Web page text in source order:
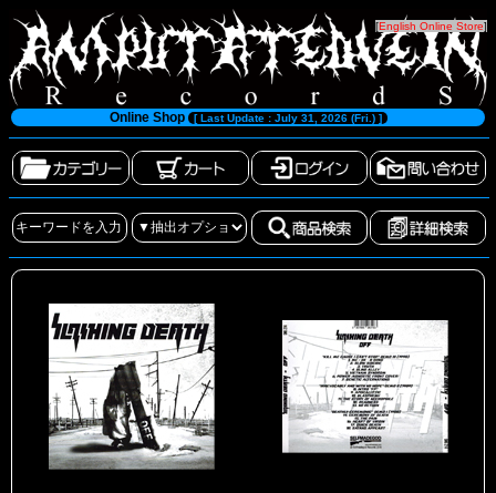
[English Online Store]
Online Shop [ Last Update : July 31, 2026 (Fri.) ]